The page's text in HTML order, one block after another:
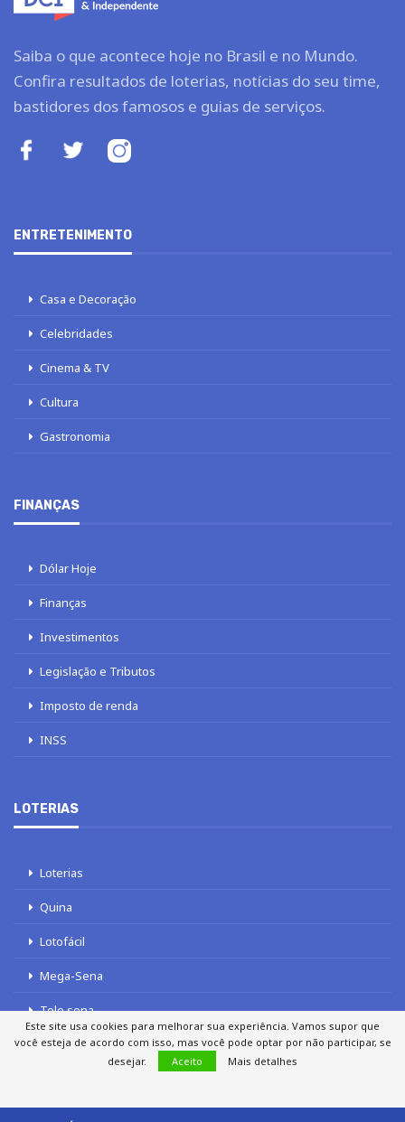
Saiba o que acontece hoje no Brasil e no Mundo.
Confira resultados de loterias, notícias do seu time,
bastidores dos famosos e guias de serviços.
ENTRETENIMENTO
Casa e Decoração
Celebridades
Cinema & TV
Cultura
Gastronomia
FINANÇAS
Dólar Hoje
Finanças
Investimentos
Legislação e Tributos
Imposto de renda
INSS
LOTERIAS
Loterias
Quina
Lotofácil
Mega-Sena
Tele sena
Este site usa cookies para melhorar sua experiência. Vamos supor que
você esteja de acordo com isso, mas você pode optar por não participar, se
desejar.
Aceito Mais detalhes